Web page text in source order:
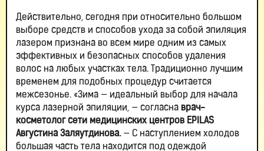
Действительно, сегодня при относительно большом
выборе средств и способов ухода за собой эпиляция
лазером признана во всем мире одним из самых
эффективных и безопасных способов удаления
волос на любых участках тела. Традиционно лучшим
временем для подобных процедур считается
межсезонье. «Зима — идеальный выбор для начала
курса лазерной эпиляции, — согласна врач-
косметолог сети медицинских центров EPILAS
Августина Заляутдинова. — С наступлением холодов
большая часть тела находится под одеждой